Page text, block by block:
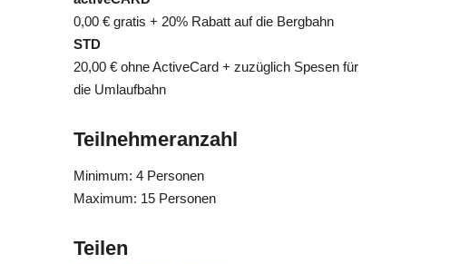
0,00 €gratis + 20% Rabatt auf die Bergbahn
STD
20,00 €ohne ActiveCard + zuzüglich Spesen für
die Umlaufbahn
Teilnehmeranzahl
Minimum: 4 Personen
Maximum: 15 Personen
Teilen